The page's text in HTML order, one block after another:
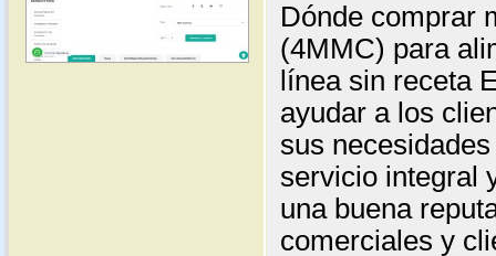
Dónde comprar
(4MMC) para
línea sin receta
ayudar a los
sus
servicio integral
una buena
comerciales y